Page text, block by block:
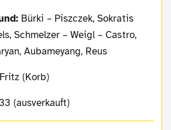
Bürki – Piszczek, Sokratis
Schmelzer – Weigl – Castro,
Aubameyang, Reus
(Korb)
(ausverkauft)